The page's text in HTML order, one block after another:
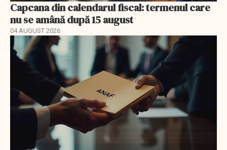
Capcana din calendarul fiscal: termenul care
nu se amână după 15 august
04 AUGUST 2026